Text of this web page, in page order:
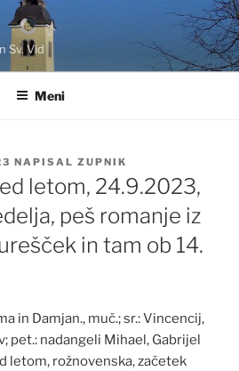
Sv. Vid
Meni
NAPISAL ZUPNIK
letom, 24.9.2023,
peš romanje iz
in tam ob 14.
in Damjan., muč.; sr.: Vincencij,
pet.: nadangeli Mihael, Gabrijel
letom, rožnovenska, začetek